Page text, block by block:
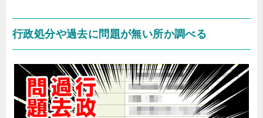
行政処分や過去に問題が無い所か調べる